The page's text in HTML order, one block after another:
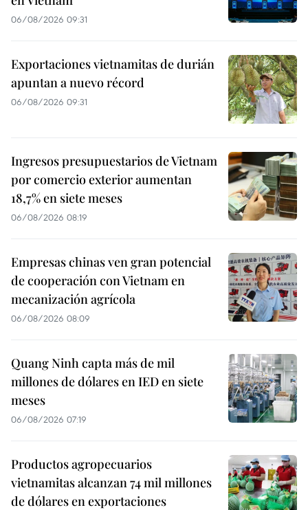
06/08/2026 09:31
Exportaciones vietnamitas de durián
apuntan a nuevo récord
06/08/2026 09:31
Ingresos presupuestarios de Vietnam
por comercio exterior aumentan
18,7% en siete meses
06/08/2026 08:19
Empresas chinas ven gran potencial
de cooperación con Vietnam en
mecanización agrícola
06/08/2026 08:09
Quang Ninh capta más de mil
millones de dólares en IED en siete
meses
06/08/2026 07:19
Productos agropecuarios
vietnamitas alcanzan 74 mil millones
de dólares en exportaciones